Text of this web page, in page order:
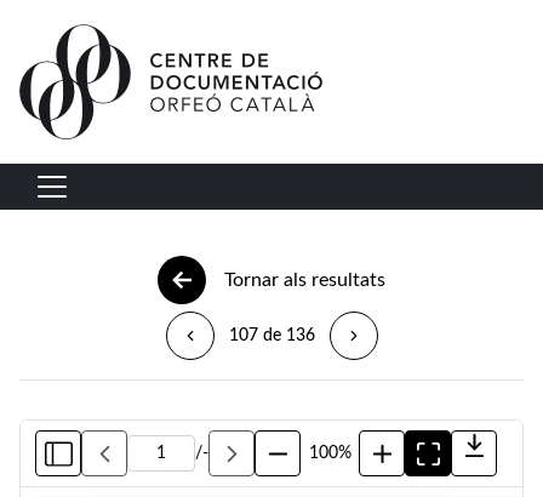
Vés al contingut
Navegació principal
Tornar als resultats
107 de 136
/- 100%